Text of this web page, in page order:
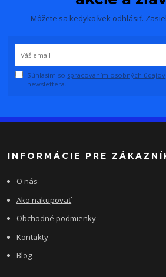
Môžete sa kedykoľvek odhlásiť.
Súhlasím so spracovaním osobných údajov
newslettera.
INFORMÁCIE PRE
O nás
Ako nakupovať
Obchodné podmienky
Kontakty
Blog